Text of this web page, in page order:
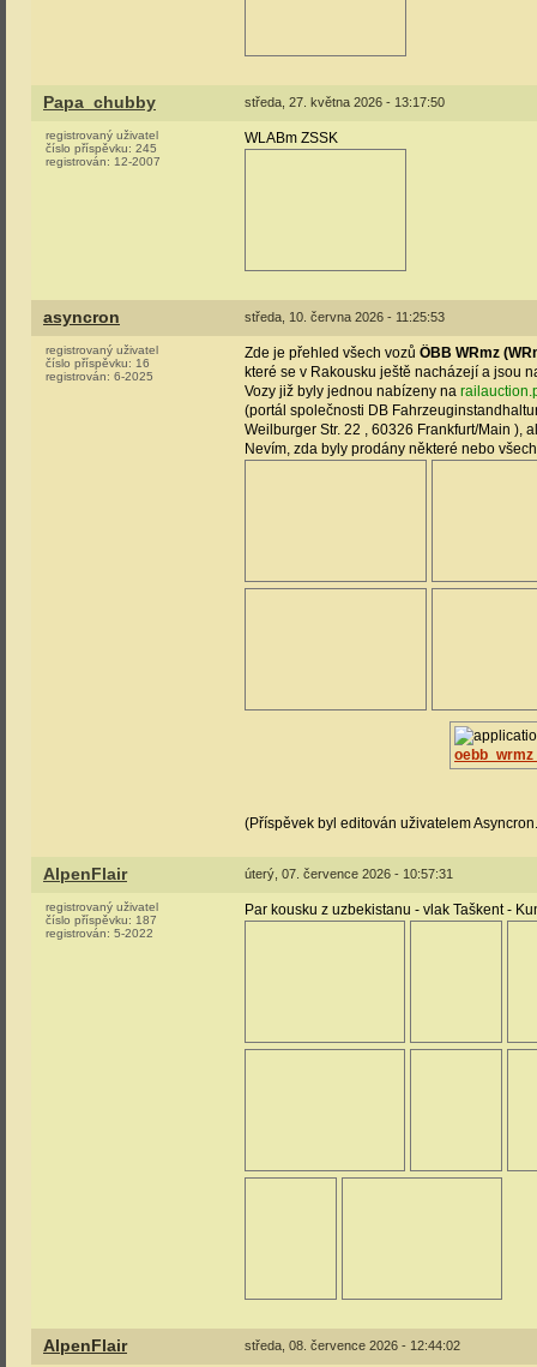
Papa_chubby středa, 27. května 2026 - 13:17:50
registrovaný uživatel
číslo příspěvku: 245
registrován: 12-2007
WLABm ZSSK
asyncron středa, 10. června 2026 - 11:25:53
registrovaný uživatel
číslo příspěvku: 16
registrován: 6-2025
Zde je přehled všech vozů ÖBB WRmz
které se v Rakousku ještě nacházejí a jsou
Vozy již byly jednou nabízeny na
(portál společnosti DB
Weilburger Str. 22 , 60326 Frankfurt/Main ),
Nevím, zda byly prodány některé nebo
(Příspěvek byl editován uživatelem
AlpenFlair úterý, 07. července 2026 - 10:57:31
registrovaný uživatel
číslo příspěvku: 187
registrován: 5-2022
Par kousku z uzbekistanu - vlak Taškent -
AlpenFlair středa, 08. července 2026 - 12:44:02